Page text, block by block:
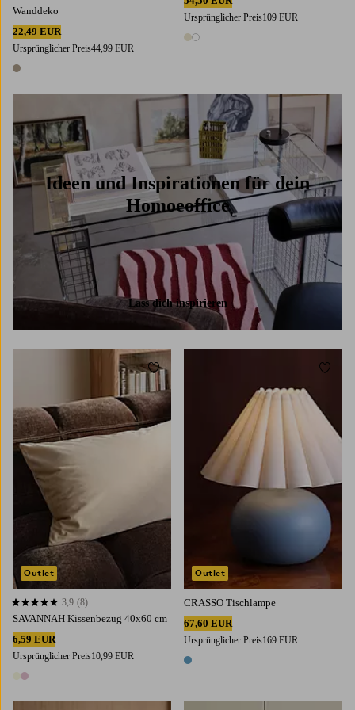
Wanddeko
22,49 EUR
Ursprünglicher Preis44,99 EUR
1 Farbe
Ideen und Inspirationen für dein
Homoeoffice
Lass dich inspirieren
Ursprünglicher Preis109 EUR
2 Farben
SAVANNAH Kissenbezug 40x60 cm
6,59 EUR
Ursprünglicher Preis10,99 EUR
2 Farben
3,9 basierend auf 8 Bewertungen
3,9 (8)
Outlet
Zu Favoriten hinzufügen
CRASSO Tischlampe
67,60 EUR
Ursprünglicher Preis169 EUR
1 Farbe
Outlet
Zu